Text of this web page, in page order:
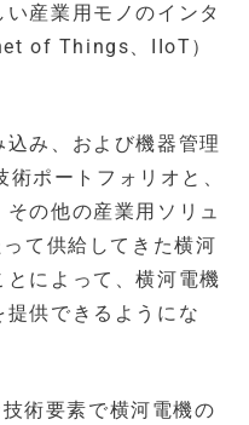
産業用モノのインタ
of Things、IIoT）
み、および機器管理
ポートフォリオと、
の他の産業用ソリュ
て供給してきた横河
によって、横河電機
供できるようにな
術要素で横河電機の